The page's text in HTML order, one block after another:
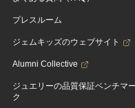
プレスルーム
ジェムキッズのウェブサイト
Alumni Collective
ジュエリーの品質保証ベンチマー
ク